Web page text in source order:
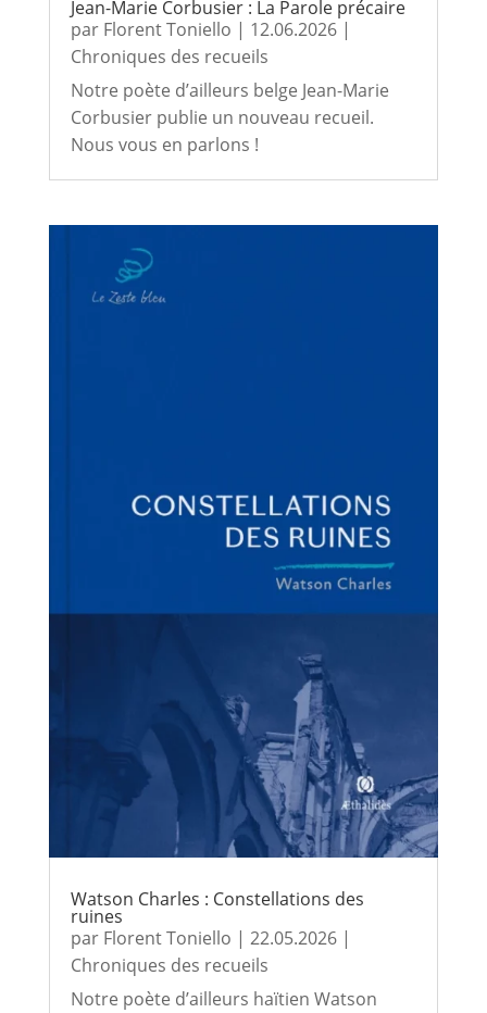
Jean-Marie Corbusier : La Parole précaire
par Florent Toniello | 12.06.2026|
Chroniques des recueils
Notre poète d’ailleurs belge Jean-Marie
Corbusier publie un nouveau recueil.
Nous vous en parlons !
Watson Charles : Constellations des
ruines
par Florent Toniello | 22.05.2026|
Chroniques des recueils
Notre poète d’ailleurs haïtien Watson